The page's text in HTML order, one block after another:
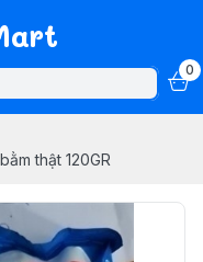
0
thật 120GR